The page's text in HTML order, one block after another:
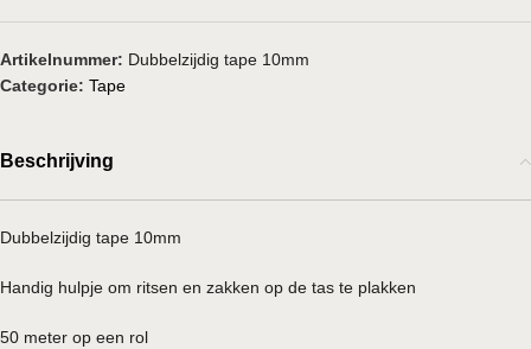
Artikelnummer: Dubbelzijdig tape 10mm
Categorie: Tape
Beschrijving
Dubbelzijdig tape 10mm
Handig hulpje om ritsen en zakken op de tas te plakken
50 meter op een rol